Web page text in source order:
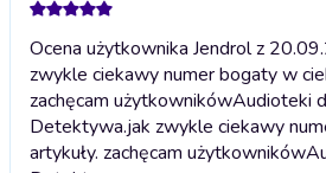
Ocena użytkownika Jendrol z
zwykle ciekawy numer bogaty w
zachęcam użytkownikówAudioteki
Detektywa.jak zwykle ciekawy
artykuły. zachęcam